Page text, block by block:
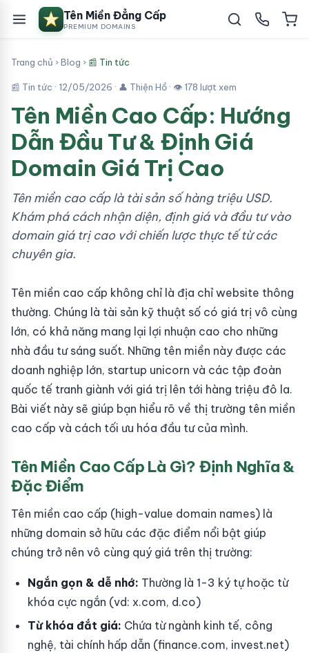
Tên Miền Đẳng Cấp
PREMIUM DOMAINS
Trang chủ ›Blog › 📰 Tin tức
📰 Tin tức · 12/05/2026 · 👤 Thiện Hồ · 👁 178 lượt xem
Tên Miền Cao Cấp: Hướng
Dẫn Đầu Tư & Định Giá
Domain Giá Trị Cao
Tên miền cao cấp là tài sản số hàng triệu USD.
Khám phá cách nhận diện, định giá và đầu tư vào
domain giá trị cao với chiến lược thực tế từ các
chuyên gia.
Tên miền cao cấp không chỉ là địa chỉ website thông
thường. Chúng là tài sản kỹ thuật số có giá trị vô cùng
lớn, có khả năng mang lại lợi nhuận cao cho những
nhà đầu tư sáng suốt. Những tên miền này được các
doanh nghiệp lớn, startup unicorn và các tập đoàn
quốc tế tranh giành với giá trị lên tới hàng triệu đô la.
Bài viết này sẽ giúp bạn hiểu rõ về thị trường tên miền
cao cấp và cách tối ưu hóa đầu tư của mình.
Tên Miền Cao Cấp Là Gì? Định Nghĩa &
Đặc Điểm
Tên miền cao cấp (high-value domain names) là
những domain sở hữu các đặc điểm nổi bật giúp
chúng trở nên vô cùng quý giá trên thị trường:
Ngắn gọn & dễ nhớ: Thường là 1-3 ký tự hoặc từ
khóa cực ngắn (vd: x.com, d.co)
Từ khóa đắt giá: Chứa từ ngành kinh tế, công
nghệ, tài chính hấp dẫn (finance.com, invest.net)